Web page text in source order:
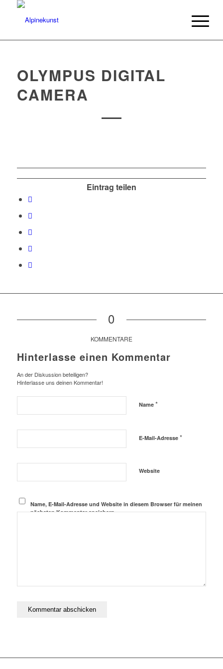
OLYMPUS DIGITAL
CAMERA
Eintrag teilen
0
KOMMENTARE
Hinterlasse einen Kommentar
An der Diskussion beteiligen?
Hinterlasse uns deinen Kommentar!
Name *
E-Mail-Adresse *
Website
Name, E-Mail-Adresse und Website in diesem Browser für meinen
nächsten Kommentar speichern.